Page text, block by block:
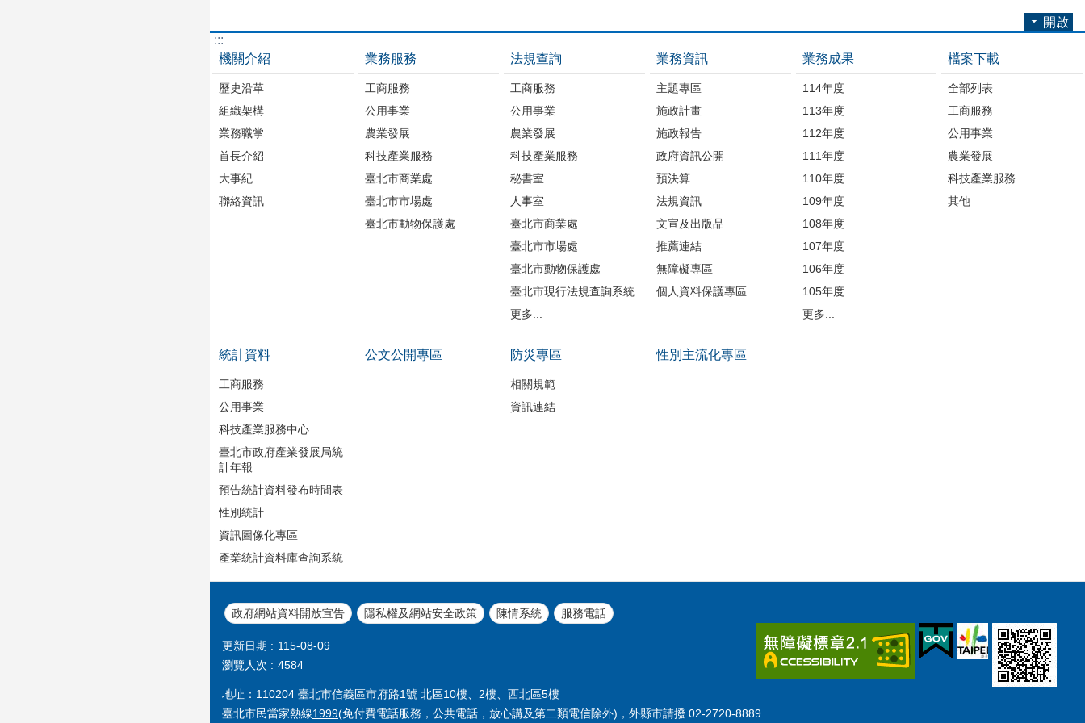
開啟
:::
機關介紹
歷史沿革
組織架構
業務職掌
首長介紹
大事紀
聯絡資訊
業務服務
工商服務
公用事業
農業發展
科技產業服務
臺北市商業處
臺北市市場處
臺北市動物保護處
法規查詢
工商服務
公用事業
農業發展
科技產業服務
秘書室
人事室
臺北市商業處
臺北市市場處
臺北市動物保護處
臺北市現行法規查詢系統
更多...
業務資訊
主題專區
施政計畫
施政報告
政府資訊公開
預決算
法規資訊
文宣及出版品
推薦連結
無障礙專區
個人資料保護專區
業務成果
114年度
113年度
112年度
111年度
110年度
109年度
108年度
107年度
106年度
105年度
更多...
檔案下載
全部列表
工商服務
公用事業
農業發展
科技產業服務
其他
統計資料
工商服務
公用事業
科技產業服務中心
臺北市政府產業發展局統
計年報
預告統計資料發布時間表
性別統計
資訊圖像化專區
產業統計資料庫查詢系統
公文公開專區 防災專區
相關規範
資訊連結
性別主流化專區
政府網站資料開放宣告 隱私權及網站安全政策 陳情系統 服務電話
更新日期
115-08-09
瀏覽人次
4584
地址：110204 臺北市信義區市府路1號 北區10樓、2樓、西北區5樓
臺北市民當家熱線1999(免付費電話服務，公共電話，放心講及第二類電信除外)，外縣市請撥 02-2720-8889